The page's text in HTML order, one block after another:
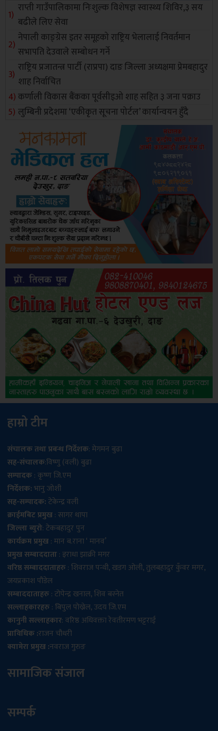
राप्ती गाउँपालिकामा निःशुल्क विशेषज्ञ स्वास्थ्य शिविर,३ सय
बढीले लिए सेवा
नेपाली काङ्ग्रेस इतर समूहको राष्ट्रिय भेलालाई निवर्तमान
सभापति देउवाले सम्बोधन गर्ने
राष्ट्रिय प्रजातन्त्र पार्टी (राप्रपा) दाङ जिल्ला अध्यक्षमा प्रेमबहादुर
शाह निर्वाचित
कर्णाली विकास बैंकका पूर्वसीइओ शाह सहित ३ जना पक्राउ
लुम्बिनी प्रदेशमा ‘एकीकृत सूचना पोर्टल’ कार्यान्वयन हुँदै
हाम्रो टीम
संचालक तथा प्रबन्ध निर्देशक: मेगमन बुढा
सह-संचालक:विष्णु (वली) बुढा
सम्पादक: कृष्ण जि.एम
निर्देशक:भानु जोशी
सह-सम्पादक:टेकेन्द्र वली
क्राईमबिट प्रमुख: सागर थापा
जिल्ला ब्युरो: टेकबहादुर पुन
कार्यक्रम प्रमुख: मान ब.राना ‘ मानव’
प्रमुख सम्बाददाता: इराधा झाक्री मगर
वरिष्ठ सम्बाददाताहरु: शिवराज पन्थी, खडग ओली, तुलबहादुर कुँवर मगर,
जयप्रकाश पौडेल
सम्बाददाताहरु: टोपेन्द्र खनाल, शिव बस्नेत
सल्लाहकारहरु: बिपुल पोख्रेल, उदय जि.एम
कानुनी सल्लाहकार: वरिष्ठ अधिवक्ता रेवतीरमण भट्टराई
प्राविधिक :राजन चौधरी
क्यामेरा प्रमुख :नवराज गुरुङ
सामाजिक संजाल
सम्पर्क